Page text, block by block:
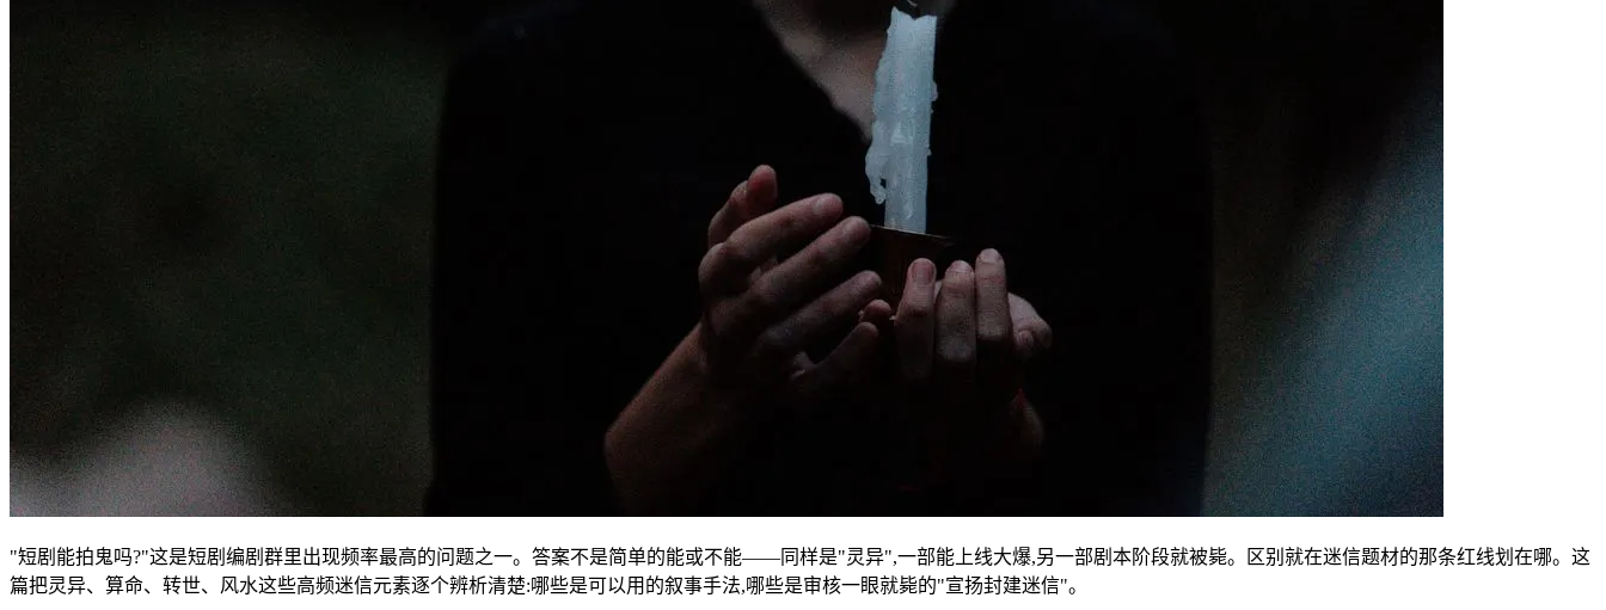
"短剧能拍鬼吗?"这是短剧编剧群里出现频率最高的问题之一。答案不是简单的能或不能——同样是"灵异",一部能上线大爆,另一部剧本阶段就被毙。区别就在迷信题材的那条红线划在哪。这
篇把灵异、算命、转世、风水这些高频迷信元素逐个辨析清楚:哪些是可以用的叙事手法,哪些是审核一眼就毙的"宣扬封建迷信"。